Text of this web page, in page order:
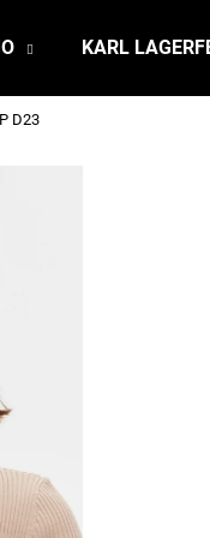
KARL
D23Co